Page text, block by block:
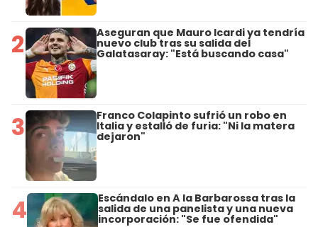
2 Aseguran que Mauro Icardi ya tendría
nuevo club tras su salida del
Galatasaray: "Está buscando casa"
3 Franco Colapinto sufrió un robo en
Italia y estalló de furia: "Ni la matera
dejaron"
4 Escándalo en A la Barbarossa tras la
salida de una panelista y una nueva
incorporación: "Se fue ofendida"